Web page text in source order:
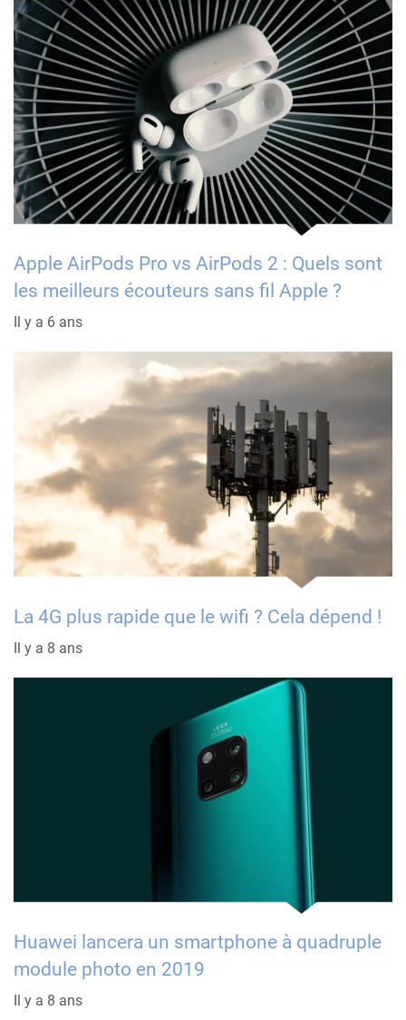
Apple AirPods Pro vs AirPods 2 : Quels sont
les meilleurs écouteurs sans fil Apple ?
Il y a 6 ans
La 4G plus rapide que le wifi ? Cela dépend !
Il y a 8 ans
Huawei lancera un smartphone à quadruple
module photo en 2019
Il y a 8 ans